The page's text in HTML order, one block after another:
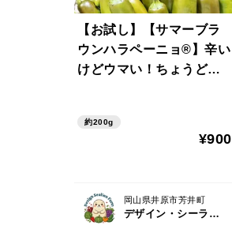
【お試し】【サマーブラ
ウンハラペーニョ®】辛い
けどウマい！ちょうどい
学肥料不使用
約200g
¥900
岡山県井原市芳井町
デザイン・シーライオン・ファーム